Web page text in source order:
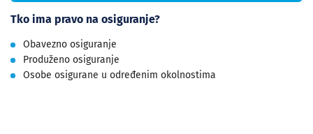
Tko ima pravo na osiguranje?
Obavezno osiguranje
Produženo osiguranje
Osobe osigurane u određenim okolnostima